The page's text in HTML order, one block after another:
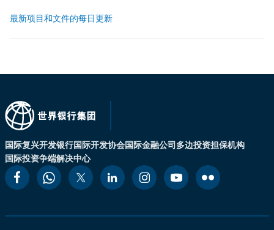
最新项目和文件的每日更新
国际复兴开发银行国际开发协会国际金融公司多边投资担保机构
国际投资争端解决中心